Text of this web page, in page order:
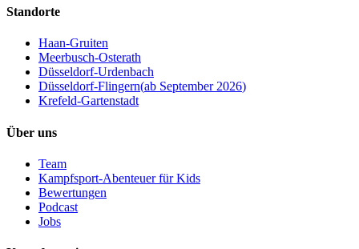
Standorte
Haan-Gruiten
Meerbusch-Osterath
Düsseldorf-Urdenbach
Düsseldorf-Flingern(ab September 2026)
Krefeld-Gartenstadt
Über uns
Team
Kampfsport-Abenteuer für Kids
Bewertungen
Podcast
Jobs